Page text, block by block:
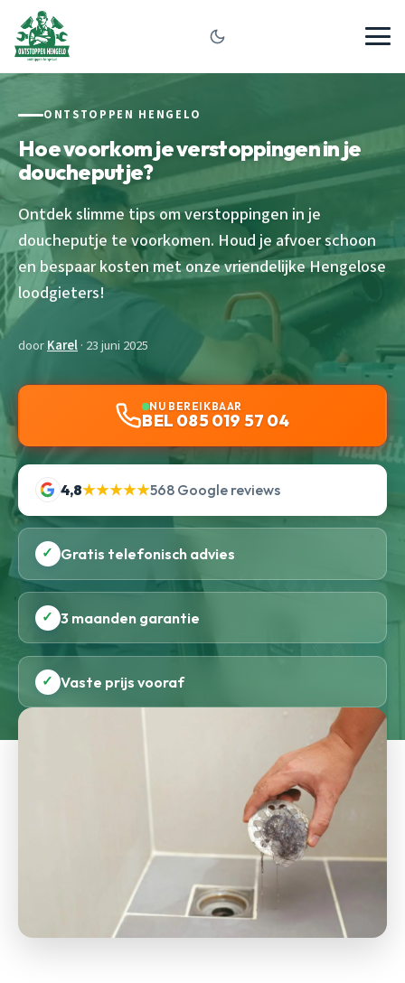
ONTSTOPPEN HENGELO
Hoe voorkom je verstoppingen in je
doucheputje?
Ontdek slimme tips om verstoppingen in je
doucheputje te voorkomen. Houd je afvoer schoon
en bespaar kosten met onze vriendelijke Hengelose
loodgieters!
doorKarel· 23 juni 2025
NU BEREIKBAAR
BEL 085 019 57 04
4,8★★★★★568 Google reviews
✓ Gratis telefonisch advies
✓ 3 maanden garantie
✓ Vaste prijs vooraf